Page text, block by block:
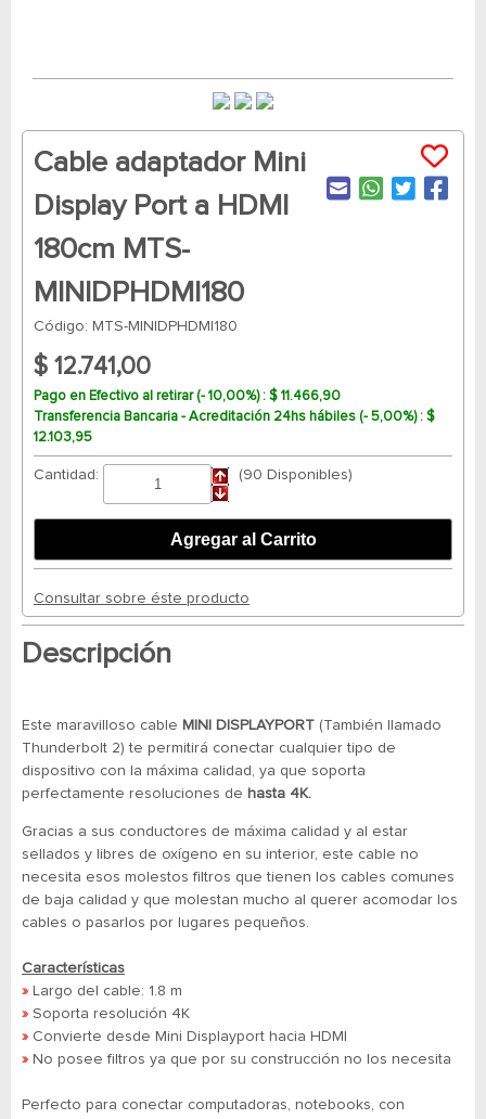
Cable adaptador Mini
Display Port a HDMI
180cm MTS-
MINIDPHDMI180
Código: MTS-MINIDPHDMI180
$ 12.741,00
Pago en Efectivo al retirar (- 10,00%) : $ 11.466,90
Transferencia Bancaria - Acreditación 24hs hábiles (- 5,00%) : $
12.103,95
Cantidad: (90 Disponibles)
Consultar sobre éste producto
Descripción
Este maravilloso cable MINI DISPLAYPORT (También llamado
Thunderbolt 2) te permitirá conectar cualquier tipo de
dispositivo con la máxima calidad, ya que soporta
perfectamente resoluciones de hasta 4K.
Gracias a sus conductores de máxima calidad y al estar
sellados y libres de oxígeno en su interior, este cable no
necesita esos molestos filtros que tienen los cables comunes
de baja calidad y que molestan mucho al querer acomodar los
cables o pasarlos por lugares pequeños.
Características
»Largo del cable: 1.8 m
»Soporta resolución 4K
»Convierte desde Mini Displayport hacia HDMI
»No posee filtros ya que por su construcción no los necesita
Perfecto para conectar computadoras, notebooks, con